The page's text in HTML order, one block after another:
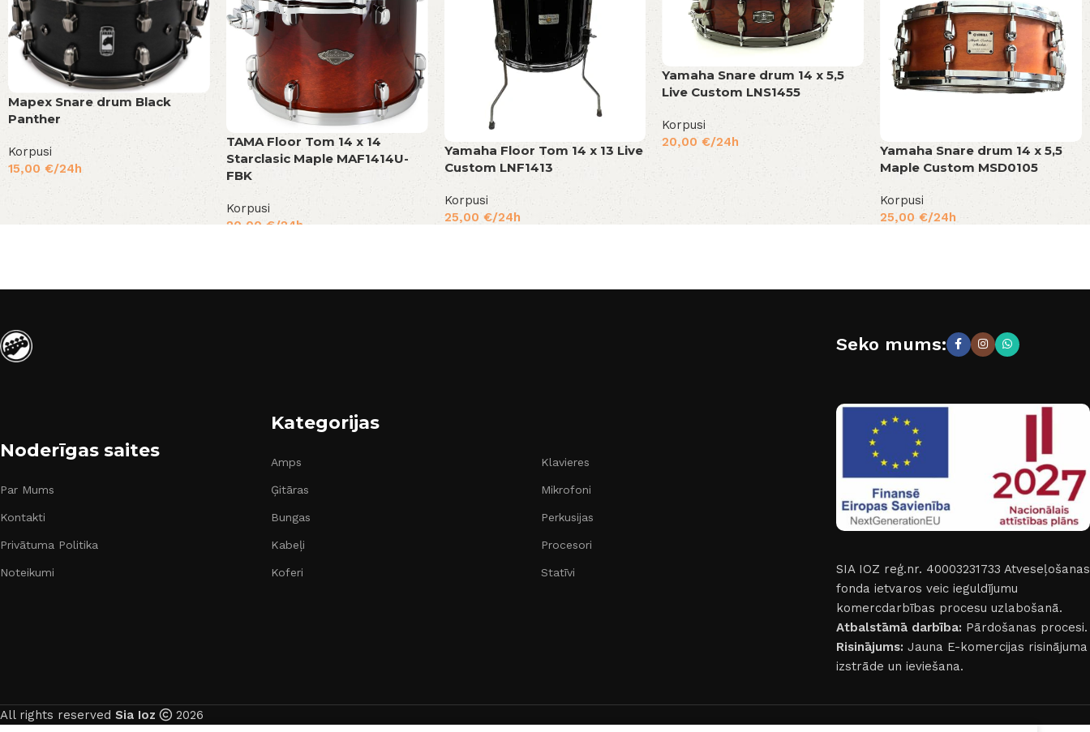
Mapex Snare drum Black
Panther
Korpusi
15,00 €/24h
TAMA Floor Tom 14 x 14
Starclasic Maple MAF1414U-
FBK
Korpusi
20,00€/24h
Yamaha Floor Tom 14 x 13 Live
Custom LNF1413
Korpusi
25,00 €/24h
Yamaha Snare drum 14 x 5,5
Live Custom LNS1455
Korpusi
20,00€/24h
Yamaha Snare drum 14 x 5,5
Maple Custom MSD0105
Korpusi
25,00€/24h
Noderīgas saites
Par Mums
Kontakti
Privātuma Politika
Noteikumi
Kategorijas
Amps
Ģitāras
Bungas
Kabeļi
Koferi
Klavieres
Mikrofoni
Perkusijas
Procesori
Statīvi
Seko mums:
SIA IOZ reģ.nr. 40003231733 Atveseļošanas
fonda ietvaros veic ieguldījumu
komercdarbības procesu uzlabošanā.
Atbalstāmā darbība: Pārdošanas procesi.
Risinājums: Jauna E-komercijas risinājuma
izstrāde un ieviešana.
All rights reserved Sia Ioz 2026